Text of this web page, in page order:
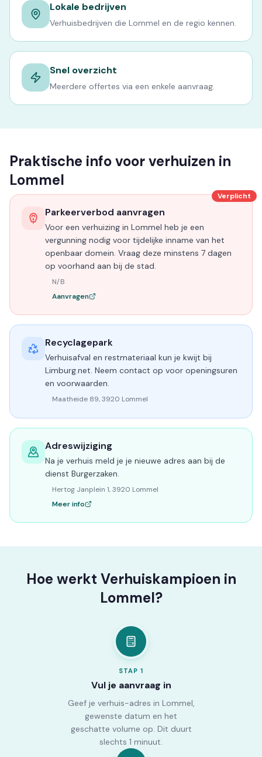
Lokale bedrijven
Verhuisbedrijven die Lommel en de regio kennen.
Snel overzicht
Meerdere offertes via een enkele aanvraag.
Praktische info voor verhuizen in
Lommel
Verplicht
Parkeerverbod aanvragen
Voor een verhuizing in Lommel heb je een
vergunning nodig voor tijdelijke inname van het
openbaar domein. Vraag deze minstens 7 dagen
op voorhand aan bij de stad.
N/B
Aanvragen
Recyclagepark
Verhuisafval en restmateriaal kun je kwijt bij
Limburg.net. Neem contact op voor openingsuren
en voorwaarden.
Maatheide 89, 3920 Lommel
Adreswijziging
Na je verhuis meld je je nieuwe adres aan bij de
dienst Burgerzaken.
Hertog Janplein 1, 3920 Lommel
Meer info
Hoe werkt Verhuiskampioen in
Lommel?
STAP1
Vul je aanvraag in
Geef je verhuis-adres in Lommel,
gewenste datum en het
geschatte volume op. Dit duurt
slechts 1 minuut.